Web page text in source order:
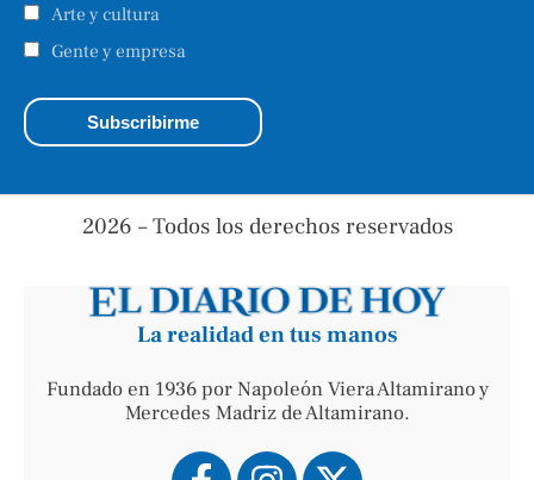
Arte y cultura
Gente y empresa
2026 – Todos los derechos reservados
La realidad en tus manos
Fundado en 1936 por Napoleón Viera Altamirano y
Mercedes Madriz de Altamirano.